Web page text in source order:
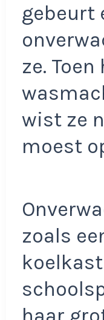
gebeurt
ze. Toen
wist ze
moest
zoals